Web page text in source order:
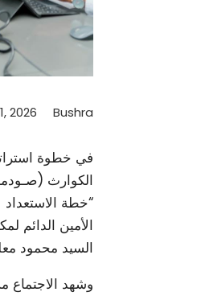
Bushra
2026
​في خطوة
الكوارث
الأمين الدائم
السيد محمود
​وشهد الاجتماع